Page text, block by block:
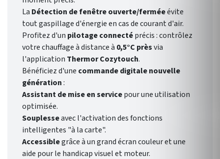
La Détection de fenêtre ouverte/ferméeévite
tout gaspillage d'énergie en cas de courant d'air.
Profitez d'un pilotage connectéprécis : contrôlez
votre chauffage à distance à 0,5°C prèsvia
l'application Thermor Cozytouch.
Bénéficiez d'une commande digitale nouvelle
génération:
Assistant de mise en servicepour une utilisation
optimisée.
Souplesseavec l'activation des fonctions
intelligentes "à la carte".
Accessiblegrâce à un grand écran couleur et une
aide pour le handicap visuel et moteur.